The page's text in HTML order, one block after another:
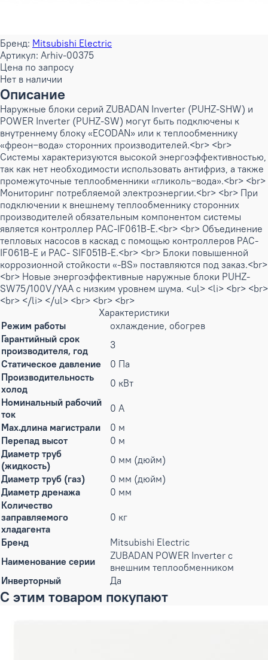
Бренд: Mitsubishi Electric
Артикул: Arhiv-00375
Цена по запросу
Нет в наличии
Описание
Наружные блоки серий ZUBADAN Inverter (PUHZ-SHW) и
POWER Inverter (PUHZ-SW) могут быть подключены к
внутреннему блоку «ECODAN» или к теплообменнику
«фреон−вода» сторонних производителей.<br> <br>
Системы характеризуются высокой энергоэффективностью,
так как нет необходимости использовать антифриз, а также
промежуточные теплообменники «гликоль−вода».<br> <br>
Мониторинг потребляемой электроэнергии.<br> <br> При
подключении к внешнему теплообменнику сторонних
производителей обязательным компонентом системы
является контроллер PAC-IF061B-E.<br> <br> Объединение
тепловых насосов в каскад с помощью контроллеров PAC-
IF061B-E и PAC- SIF051B-E.<br> <br> Блоки повышенной
коррозионной стойкости «-BS» поставляются под заказ.<br>
<br> Новые энергоэффективные наружные блоки PUHZ-
SW75/100V/YAA с низким уровнем шума. <ul> <li> <br> <br>
<br> </li> </ul> <br> <br> <br>
Характеристики
Режим работы
охлаждение, обогрев
Гарантийный срок
производителя, год
3
Статическое давление
0 Па
Производительность
холод
0 кВт
Номинальный рабочий
ток
0 А
Max.длина магистрали
0 м
Перепад высот
0 м
Диаметр труб
(жидкость)
0 мм (дюйм)
Диаметр труб (газ)
0 мм (дюйм)
Диаметр дренажа
0 мм
Количество
заправляемого
хладагента
0 кг
Бренд
Mitsubishi Electric
Наименование серии
ZUBADAN POWER Inverter с
внешним теплообменником
Инверторный
Да
С этим товаром покупают